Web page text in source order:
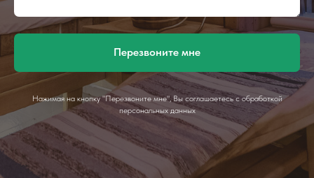
Перезвоните мне
Нажимая на кнопку "Перезвоните мне", Вы соглашаетесь с обработкой
персональных данных